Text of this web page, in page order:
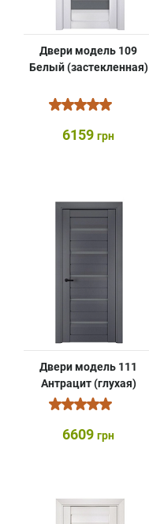
Двери модель 109
Белый (застекленная)
6159 грн
Двери модель 111
Антрацит (глухая)
6609 грн